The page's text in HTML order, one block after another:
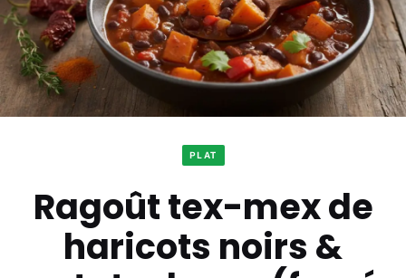
PLAT
Ragoût tex-mex de
haricots noirs &